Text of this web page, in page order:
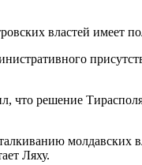
властей имеет
что решение
молдавских
Ляху.